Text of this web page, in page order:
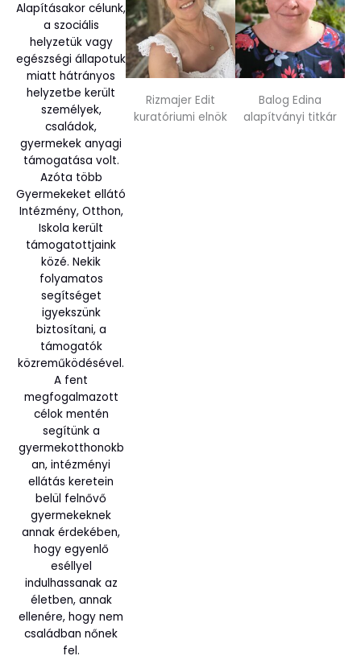
Alapításakor célunk,
a szociális
helyzetük vagy
egészségi állapotuk
miatt hátrányos
helyzetbe került
személyek,
családok,
gyermekek anyagi
támogatása volt.
Azóta több
Gyermekeket ellátó
Intézmény, Otthon,
Iskola került
támogatottjaink
közé. Nekik
folyamatos
segítséget
igyekszünk
biztosítani, a
támogatók
közreműködésével.
A fent
megfogalmazott
célok mentén
segítünk a
gyermekotthonokb
an, intézményi
ellátás keretein
belül felnővő
gyermekeknek
annak érdekében,
hogy egyenlő
eséllyel
indulhassanak az
életben, annak
ellenére, hogy nem
családban nőnek
fel.
Rizmajer Edit
kuratóriumi elnök
Balog Edina
alapítványi titkár